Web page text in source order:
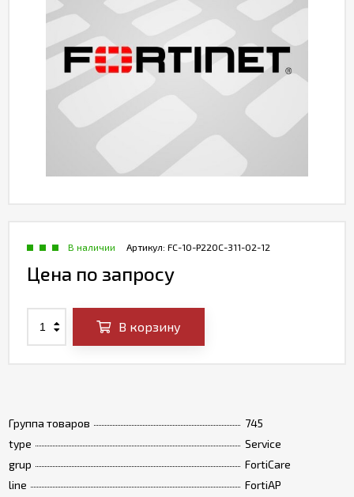
Группа товаров
745
type
Service
grup
FortiCare
line
FortiAP
Артикул: FC-10-P220C-311-02-12
В наличии
Цена по запросу
В корзину